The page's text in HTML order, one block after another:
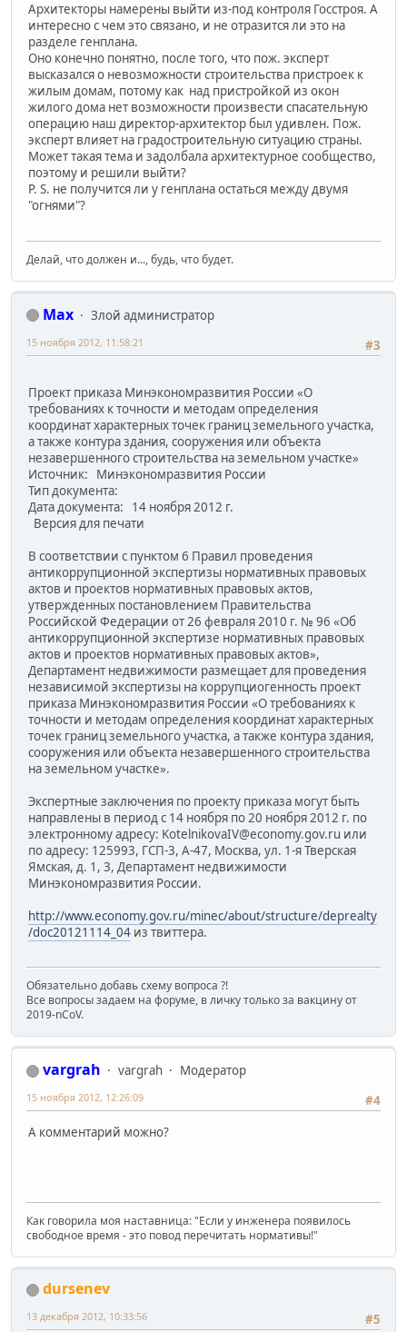
Архитекторы намерены выйти из-под контроля Госстроя. А
интересно с чем это связано, и не отразится ли это на
разделе генплана.
Оно конечно понятно, после того, что пож. эксперт
высказался о невозможности строительства пристроек к
жилым домам, потому как над пристройкой из окон
жилого дома нет возможности произвести спасательную
операцию наш директор-архитектор был удивлен. Пож.
эксперт влияет на градостроительную ситуацию страны.
Может такая тема и задолбала архитектурное сообщество,
поэтому и решили выйти?
P. S. не получится ли у генплана остаться между двумя
"огнями"?
Делай, что должен и..., будь, что будет.
Max
Злой администратор
#3
15 ноября 2012, 11:58:21
Проект приказа Минэкономразвития России «О
требованиях к точности и методам определения
координат характерных точек границ земельного участка,
а также контура здания, сооружения или объекта
незавершенного строительства на земельном участке»
Источник: Минэкономразвития России
Тип документа:
Дата документа: 14 ноября 2012 г.
Версия для печати
В соответствии с пунктом 6 Правил проведения
антикоррупционной экспертизы нормативных правовых
актов и проектов нормативных правовых актов,
утвержденных постановлением Правительства
Российской Федерации от 26 февраля 2010 г. № 96 «Об
антикоррупционной экспертизе нормативных правовых
актов и проектов нормативных правовых актов»,
Департамент недвижимости размещает для проведения
независимой экспертизы на коррупциогенность проект
приказа Минэкономразвития России «О требованиях к
точности и методам определения координат характерных
точек границ земельного участка, а также контура здания,
сооружения или объекта незавершенного строительства
на земельном участке».
Экспертные заключения по проекту приказа могут быть
направлены в период с 14 ноября по 20 ноября 2012 г. по
электронному адресу: KotelnikovaIV@economy.gov.ru или
по адресу: 125993, ГСП-3, А-47, Москва, ул. 1-я Тверская
Ямская, д. 1, 3, Департамент недвижимости
Минэкономразвития России.
http://www.economy.gov.ru/minec/about/structure/deprealty
/doc20121114_04 из твиттера.
Обязательно добавь схему вопроса ?!
Все вопросы задаем на форуме, в личку только за вакцину от
2019-nCoV.
vargrah vargrah
Модератор
#4
15 ноября 2012, 12:26:09
А комментарий можно?
Как говорила моя наставница: "Если у инженера появилось
свободное время - это повод перечитать нормативы!"
dursenev
#5
13 декабря 2012, 10:33:56